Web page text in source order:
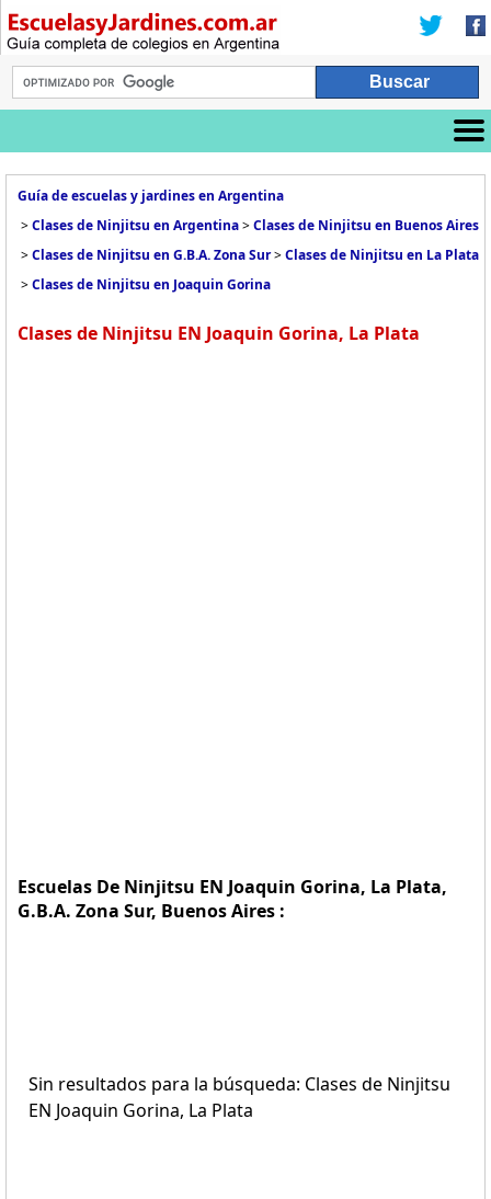
Guía de escuelas y jardines en Argentina
>Clases de Ninjitsu en Argentina>Clases de Ninjitsu en Buenos Aires
>Clases de Ninjitsu en G.B.A. Zona Sur>Clases de Ninjitsu en La Plata
>Clases de Ninjitsu en Joaquin Gorina
Clases de Ninjitsu EN Joaquin Gorina, La Plata
Escuelas De Ninjitsu EN Joaquin Gorina, La Plata,
G.B.A. Zona Sur, Buenos Aires :
Sin resultados para la búsqueda: Clases de Ninjitsu
EN Joaquin Gorina, La Plata